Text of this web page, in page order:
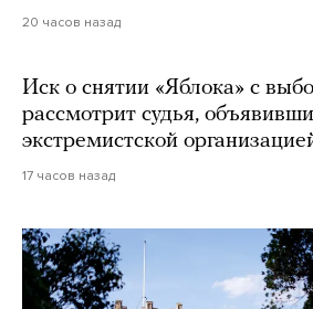
20 часов назад
Иск о снятии «Яблока» с
рассмотрит судья,
экстремистской
17 часов назад